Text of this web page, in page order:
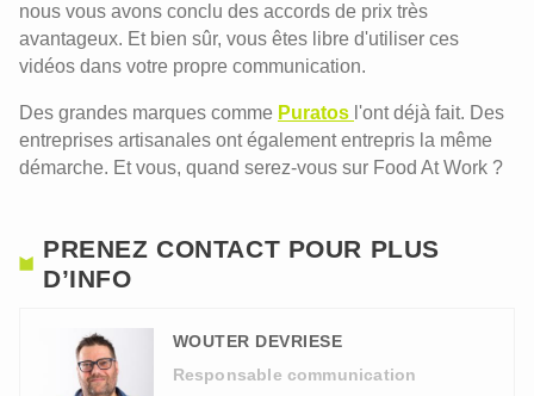
nous vous avons conclu des accords de prix très
avantageux. Et bien sûr, vous êtes libre d'utiliser ces
vidéos dans votre propre communication.
Des grandes marques comme Puratos l'ont déjà fait. Des
entreprises artisanales ont également entrepris la même
démarche. Et vous, quand serez-vous sur Food At Work ?
PRENEZ CONTACT POUR PLUS
D’INFO
WOUTER DEVRIESE
Responsable communication